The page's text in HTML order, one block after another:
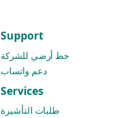
Support
خط أرضي للشركة
دعم واتساب
Services
طلبات التأشيرة